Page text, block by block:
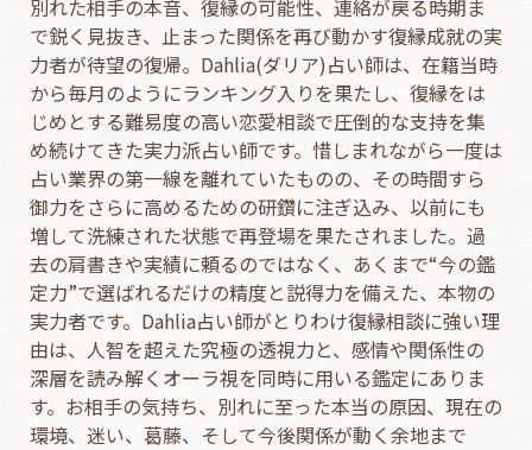
別れた相手の本音、復縁の可能性、連絡が戻る時期ま
で鋭く見抜き、止まった関係を再び動かす復縁成就の実
力者が待望の復帰。Dahlia(ダリア)占い師は、在籍当時
から毎月のようにランキング入りを果たし、復縁をは
じめとする難易度の高い恋愛相談で圧倒的な支持を集
め続けてきた実力派占い師です。惜しまれながら一度は
占い業界の第一線を離れていたものの、その時間すら
御力をさらに高めるための研鑽に注ぎ込み、以前にも
増して洗練された状態で再登場を果たされました。過
去の肩書きや実績に頼るのではなく、あくまで“今の鑑
定力”で選ばれるだけの精度と説得力を備えた、本物の
実力者です。Dahlia占い師がとりわけ復縁相談に強い理
由は、人智を超えた究極の透視力と、感情や関係性の
深層を読み解くオーラ視を同時に用いる鑑定にありま
す。お相手の気持ち、別れに至った本当の原因、現在の
環境、迷い、葛藤、そして今後関係が動く余地まで